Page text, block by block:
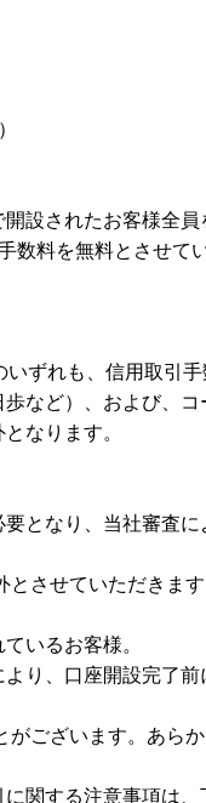
設されたお客様全員
数料を無料とさせて
ずれも、信用取引手
など）、および、コ
なります。
となり、当社審査
させていただきます
いるお客様。
り、口座開設完了
ございます。あらか
関する注意事項は、